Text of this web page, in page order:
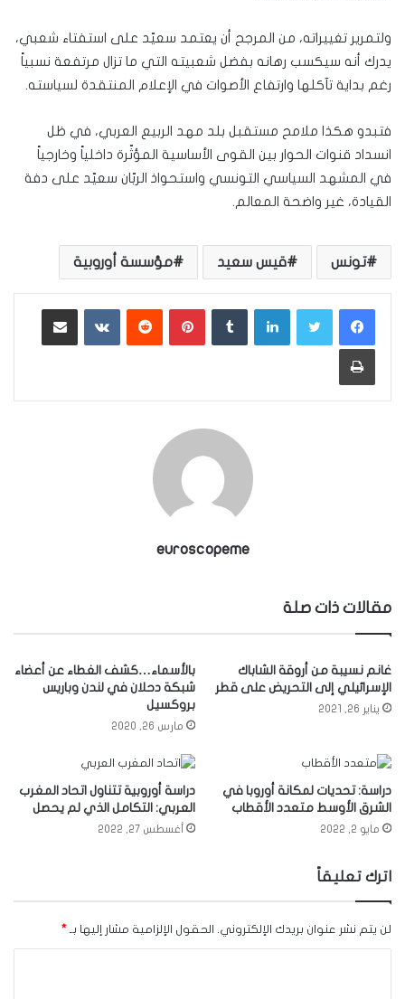
ولتمرير تغييراته، من المرجح أن يعتمد سعيّد على استفتاء شعبي،
يدرك أنه سيكسب رهانه بفضل شعبيته التي ما تزال مرتفعة نسبياً
رغم بداية تآكلها وارتفاع الأصوات في الإعلام المنتقدة لسياسته.
فتبدو هكذا ملامح مستقبل بلد مهد الربيع العربي، في ظل
انسداد قنوات الحوار بين القوى الأساسية المؤثّرة داخلياً وخارجياً
في المشهد السياسي التونسي واستحواذ الربّان سعيّد على دفة
القيادة، غير واضحة المعالم.
تونس قيس سعيد مؤسسة أوروبية
لينكدإن بينتيريست مشاركة عبر البريد
طباعة
euroscopeme
مقالات ذات صلة
غانم نسيبة من أروقة الشاباك
الإسرائيلي إلى التحريض على قطر
يناير 26, 2021
بالأسماء…كشف الغطاء عن أعضاء
شبكة دحلان في لندن وباريس
بروكسيل
مارس 26, 2020
دراسة: تحديات لمكانة أوروبا في
الشرق الأوسط متعدد الأقطاب
مايو 2, 2022
دراسة أوروبية تتناول اتحاد المغرب
العربي: التكامل الذي لم يحصل
أغسطس 27, 2022
اترك تعليقاً
لن يتم نشر عنوان بريدك الإلكتروني. الحقول الإلزامية مشار إليها بـ *